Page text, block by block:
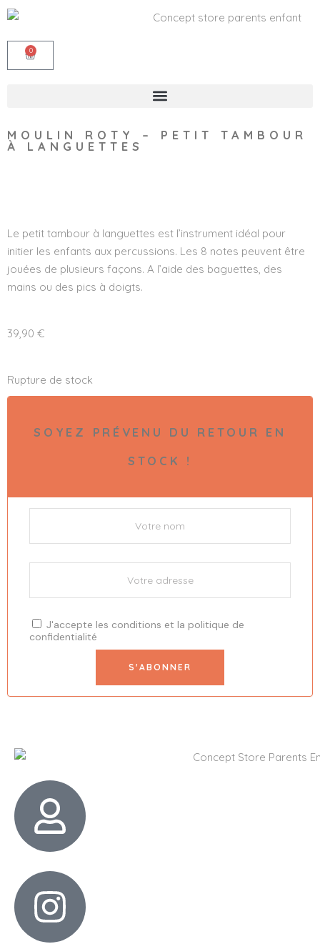
0
MOULIN ROTY – PETIT TAMBOUR
À LANGUETTES
Le petit tambour à languettes est l’instrument idéal pour
initier les enfants aux percussions. Les 8 notes peuvent être
jouées de plusieurs façons. A l’aide des baguettes, des
mains ou des pics à doigts.
39,90 €
Rupture de stock
SOYEZ PRÉVENU DU RETOUR EN
STOCK !
J'accepte les conditions et la politique de
confidentialité